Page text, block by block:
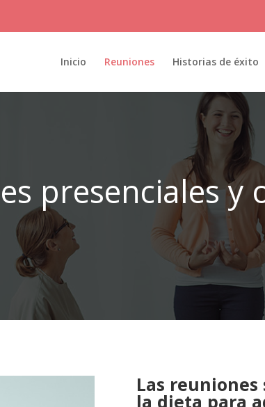
Inicio Reuniones Historias de éxito
presenciales y
Las
la dieta para